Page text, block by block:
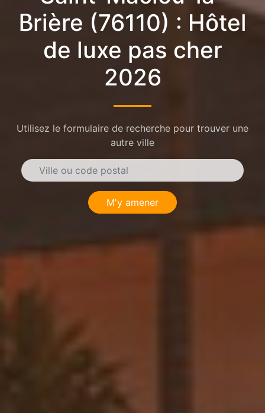
Brière (76110) : Hôtel
de luxe pas cher
2026
Utilisez le formulaire de recherche pour trouver une
autre ville
M'y amener